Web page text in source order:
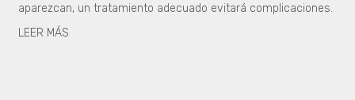
aparezcan, un tratamiento adecuado evitará complicaciones.
LEER MÁS